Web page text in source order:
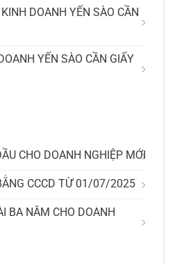
KINH DOANH YẾN SÀO CẦN
YẾN SÀO CẦN GIẤY
CHO DOANH NGHIỆP MỚI
CCCD TỪ 01/07/2025
BA NĂM CHO DOANH